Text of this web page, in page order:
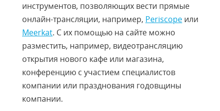
инструментов, позволяющих вести прямые
онлайн-трансляции, например, Periscope или
Meerkat. С их помощью на сайте можно
разместить, например, видеотрансляцию
открытия нового кафе или магазина,
конференцию с участием специалистов
компании или празднования годовщины
компании.